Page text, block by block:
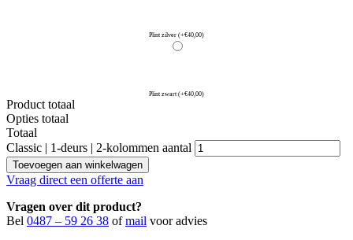
Plint zilver (+€40,00)
Plint zwart (+€40,00)
Product totaal
Opties totaal
Totaal
Classic | 1-deurs | 2-kolommen aantal
Toevoegen aan winkelwagen
Vraag direct een offerte aan
Vragen over dit product?
Bel 0487 – 59 26 38 ofmail voor advies